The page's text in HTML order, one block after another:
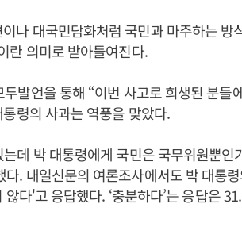
나 대국민담화처럼 국민과 마주하는 방
란 의미로 받아들여진다.
발언을 통해 “이번 사고로 희생된 분들
령의 사과는 역풍을 맞았다.
데 박 대통령에게 국민은 국무위원뿐
. 내일신문의 여론조사에서도 박 대통
다'고 응답했다. ‘충분하다’는 응답은